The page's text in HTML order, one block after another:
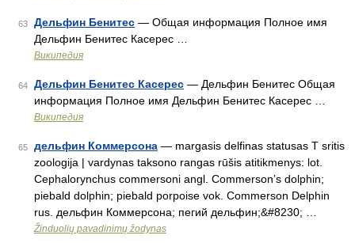
63 Дельфин Бенитес — Общая информация Полное имя
Дельфин Бенитес Касерес …
Википедия
64 Дельфин Бенитес Касерес — Дельфин Бенитес Общая
информация Полное имя Дельфин Бенитес Касерес …
Википедия
65 дельфин Коммерсона — margasis delfinas statusas T sritis
zoologija | vardynas taksono rangas rūšis atitikmenys: lot.
Cephalorynchus commersoni angl. Commerson’s dolphin;
piebald dolphin; piebald porpoise vok. Commerson Delphin
rus. дельфин Коммерсона; пегий дельфин;&#8230; …
Žinduolių pavadinimų žodynas